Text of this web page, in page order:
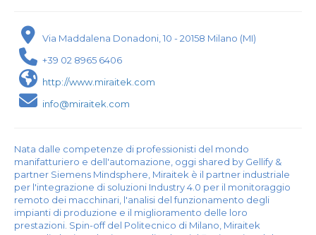
Via Maddalena Donadoni, 10 - 20158 Milano (MI)
+39 02 8965 6406
http://www.miraitek.com
info@miraitek.com
Nata dalle competenze di professionisti del mondo
manifatturiero e dell'automazione, oggi shared by Gellify &
partner Siemens Mindsphere, Miraitek è il partner industriale
per l'integrazione di soluzioni Industry 4.0 per il monitoraggio
remoto dei macchinari, l'analisi del funzionamento degli
impianti di produzione e il miglioramento delle loro
prestazioni. Spin-off del Politecnico di Milano, Miraitek